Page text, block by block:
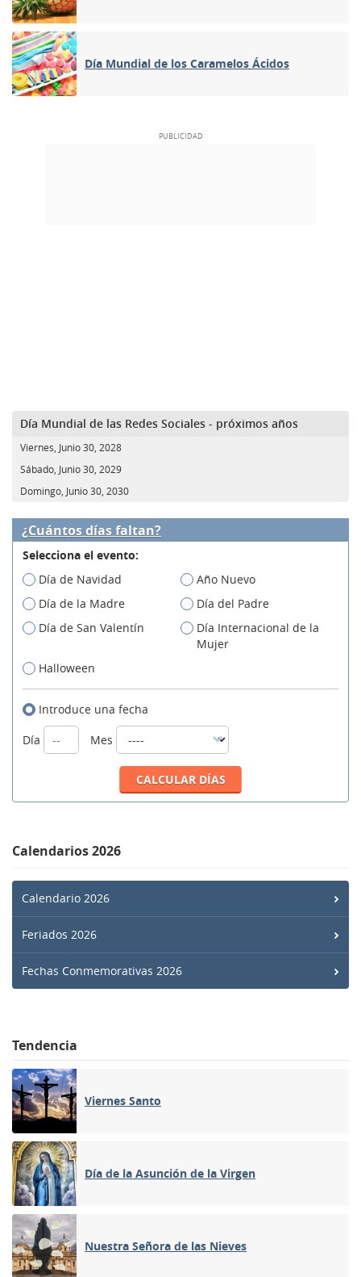
Día Mundial de los Caramelos Ácidos
Día Mundial de las Redes Sociales - próximos años
Viernes, Junio 30, 2028
Sábado, Junio 30, 2029
Domingo, Junio 30, 2030
¿Cuántos días faltan?
Selecciona el evento:
Día de Navidad
Año Nuevo
Día de la Madre
Día del Padre
Día de San Valentín
Día Internacional de la
Mujer
Halloween
Introduce una fecha
Día
Mes
Calendarios 2026
Calendario 2026
Feriados 2026
Fechas Conmemorativas 2026
Tendencia
Viernes Santo
Día de la Asunción de la Virgen
Nuestra Señora de las Nieves